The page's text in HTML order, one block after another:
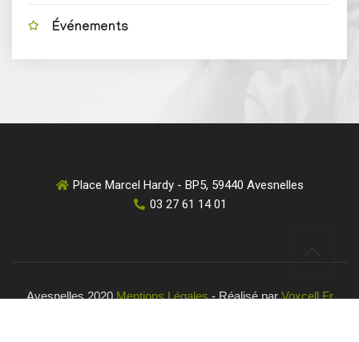
Événements
Place Marcel Hardy - BP5, 59440 Avesnelles
03 27 61 14 01
Avesnelles 2020Mentions Légales- Réalisé parVoxcell.fr